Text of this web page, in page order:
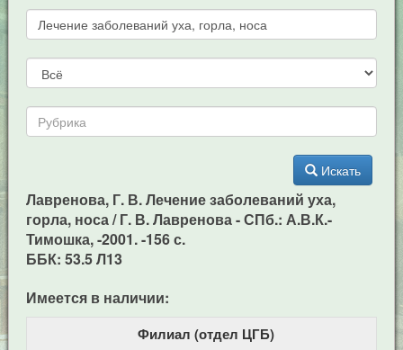
Искать
Лавренова, Г. В. Лечение заболеваний уха,
горла, носа / Г. В. Лавренова - СПб.: А.В.К.-
Тимошка, -2001. -156 с.
ББК: 53.5 Л13
Имеется в наличии:
Филиал (отдел ЦГБ)